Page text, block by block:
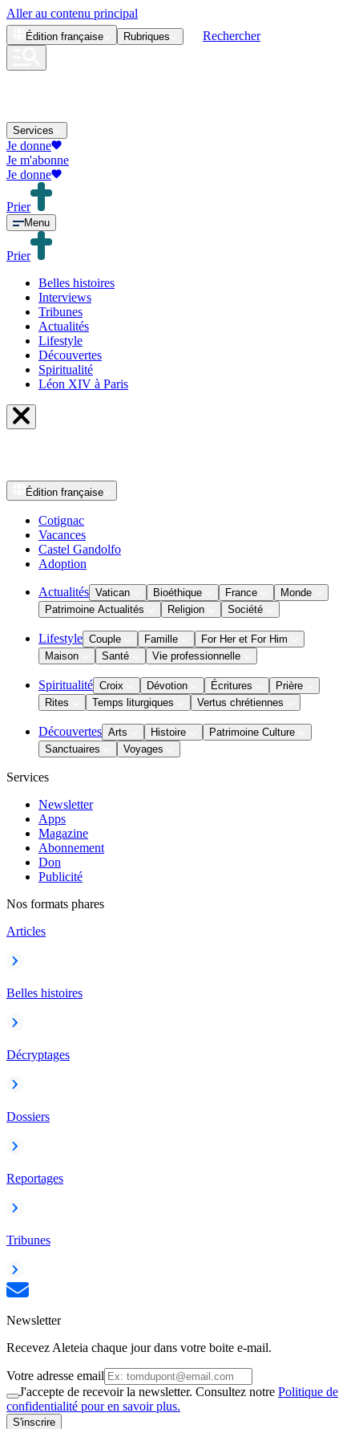
Aller au contenu principal
Édition française Rubriques Rechercher
Services
Je donne
Je m'abonne
Je donne
Prier
Menu
Prier
Belles histoires
Interviews
Tribunes
Actualités
Lifestyle
Découvertes
Spiritualité
Léon XIV à Paris
Édition française
Cotignac
Vacances
Castel Gandolfo
Adoption
Actualités Vatican Bioéthique France
Monde
Patrimoine Actualités
Religion Société
Lifestyle Couple Famille
For Her et For Him
Maison
Santé Vie professionnelle
Spiritualité Croix Dévotion Écritures
Prière
Rites
Temps liturgiques Vertus chrétiennes
Découvertes Arts Histoire
Patrimoine Culture
Sanctuaires
Voyages
Services
Newsletter
Apps
Magazine
Abonnement
Don
Publicité
Nos formats phares
Articles
Belles histoires
Décryptages
Dossiers
Reportages
Tribunes
Newsletter
Recevez Aleteia chaque jour dans votre boite e-mail.
Votre adresse email
J'accepte de recevoir la newsletter. Consultez notre Politique de
confidentialité pour en savoir plus.
S'inscrire